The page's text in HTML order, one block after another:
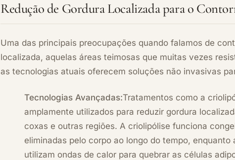
Redução de Gordura Localizada para o
Uma das principais preocupações quando falamos de
localizada, aquelas áreas teimosas que muitas vezes
as tecnologias atuais oferecem soluções não invasivas
Tecnologias Avançadas:Tratamentos como a
amplamente utilizados para reduzir gordura
coxas e outras regiões. A criolipólise funciona
eliminadas pelo corpo ao longo do tempo,
utilizam ondas de calor para quebrar as células